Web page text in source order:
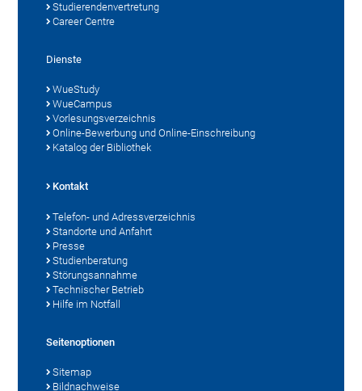
Studierendenvertretung
Career Centre
Dienste
WueStudy
WueCampus
Vorlesungsverzeichnis
Online-Bewerbung und Online-Einschreibung
Katalog der Bibliothek
Kontakt
Telefon- und Adressverzeichnis
Standorte und Anfahrt
Presse
Studienberatung
Störungsannahme
Technischer Betrieb
Hilfe im Notfall
Seitenoptionen
Sitemap
Bildnachweise